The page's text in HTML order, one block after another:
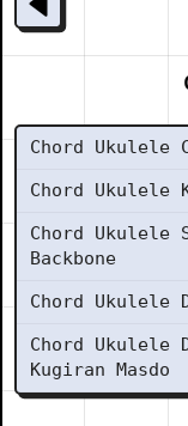
Chord Ukulele
Chord Ukulele
Chord Ukulele
Backbone
Chord Ukulele
Chord Ukulele
Kugiran Masdo